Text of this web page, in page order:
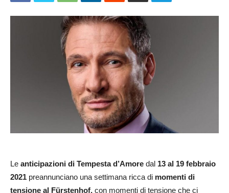
Le anticipazioni di Tempesta d’Amore dal 13 al 19 febbraio
2021 preannunciano una settimana ricca di momenti di
tensione al Fürstenhof, con momenti di tensione che ci